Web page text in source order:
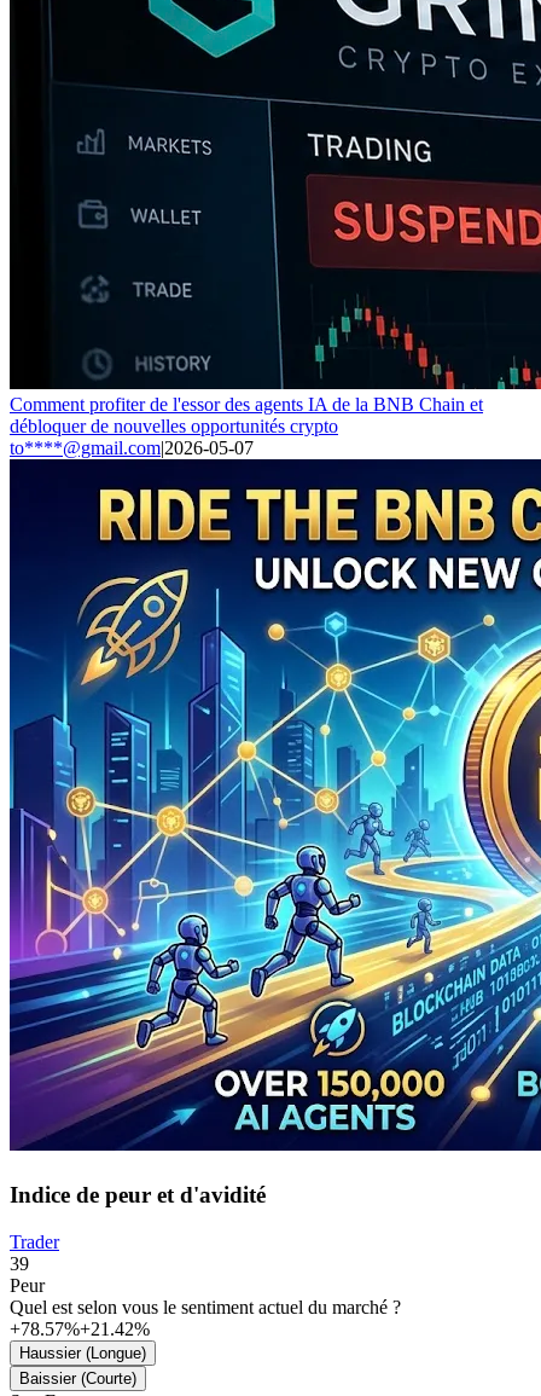
Comment profiter de l'essor des agents IA de la BNB Chain et
débloquer de nouvelles opportunités crypto
to****@gmail.com|2026-05-07
Indice de peur et d'avidité
Trader
39
Peur
Quel est selon vous le sentiment actuel du marché ?
+78.57%+21.42%
Haussier (Longue)
Baissier (Courte)